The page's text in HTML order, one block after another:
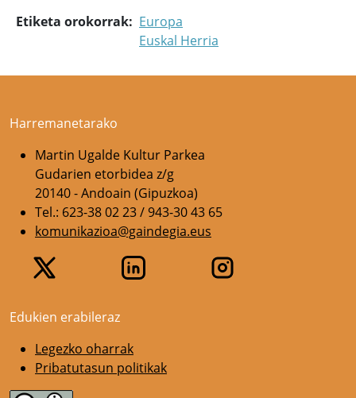
Etiketa orokorrak
Europa
Euskal Herria
Harremanetarako
Martin Ugalde Kultur Parkea
Gudarien etorbidea z/g
20140 - Andoain (Gipuzkoa)
Tel.: 623-38 02 23 / 943-30 43 65
komunikazioa@gaindegia.eus
Edukien erabileraz
Legezko oharrak
Pribatutasun politikak